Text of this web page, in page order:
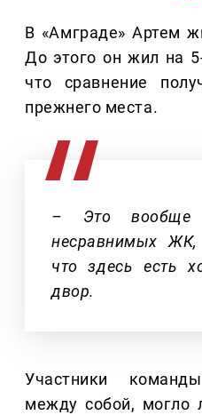
В «Амграде» Артем
До этого он жил на
что сравнение
прежнего места.
– Это вообще
несравнимых
что здесь есть
двор.
Участники
между собой, могло